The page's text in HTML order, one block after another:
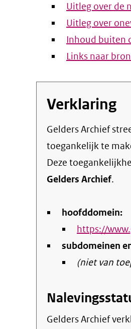
Uitleg over de
Uitleg over
Inhoud buiten
Links naar
Verklaring
Gelders Archief streeft ernaar om de eigen online informatie en dienstverlening
toegankelijk te
Deze
Gelders Archief.
hoofddomein:
https://
subdomeinen
(niet van
Gelders Archief verklaart dat de eerste maatregelen zijn genomen om de website